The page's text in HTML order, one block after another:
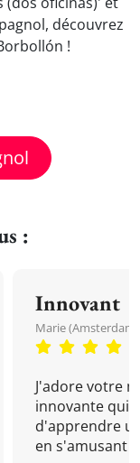
découvrez
!
:
Innovant
Marie (Amsterdam,
J'adore votre
innovante qui
d'apprendre
en s'amusant !